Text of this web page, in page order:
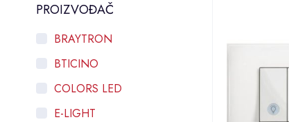
PROIZVOĐAČ
BRAYTRON
BTICINO
COLORS LED
E-LIGHT